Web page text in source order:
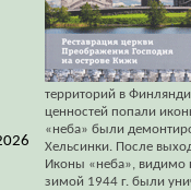
территорий в
ценностей попали
«неба» были
Хельсинки. После
Иконы «неба», видимо
зимой 1944 г. были